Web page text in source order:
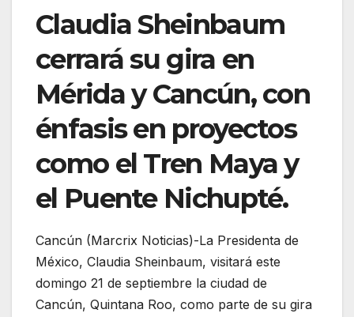
Claudia Sheinbaum
cerrará su gira en
Mérida y Cancún, con
énfasis en proyectos
como el Tren Maya y
el Puente Nichupté.
Cancún (Marcrix Noticias)-La Presidenta de
México, Claudia Sheinbaum, visitará este
domingo 21 de septiembre la ciudad de
Cancún, Quintana Roo, como parte de su gira